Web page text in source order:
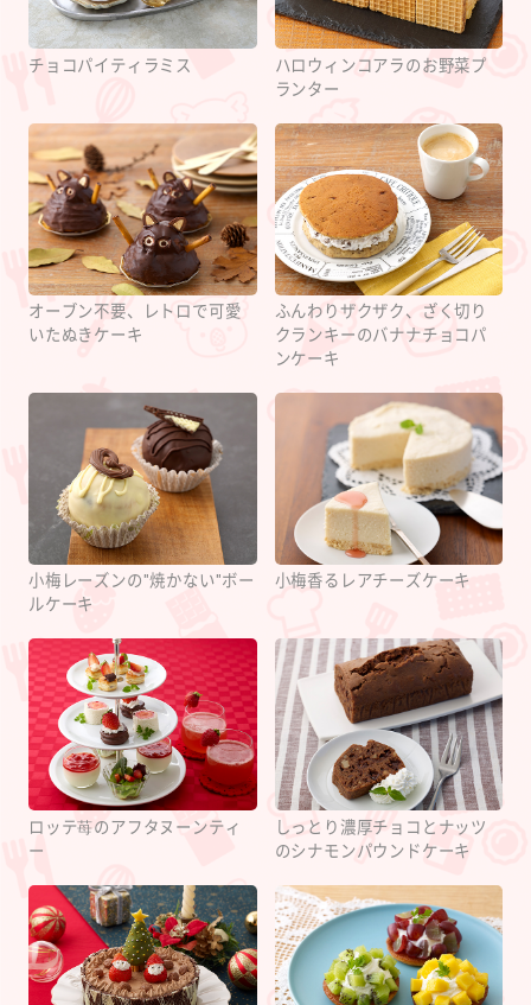
チョコパイティラミス
ハロウィンコアラのお野菜プ
ランター
オーブン不要、レトロで可愛
いたぬきケーキ
ふんわりザクザク、ざく切り
クランキーのバナナチョコパ
ンケーキ
小梅レーズンの"焼かない"ボー
ルケーキ
小梅香るレアチーズケーキ
ロッテ苺のアフタヌーンティ
ー
しっとり濃厚チョコとナッツ
のシナモンパウンドケーキ